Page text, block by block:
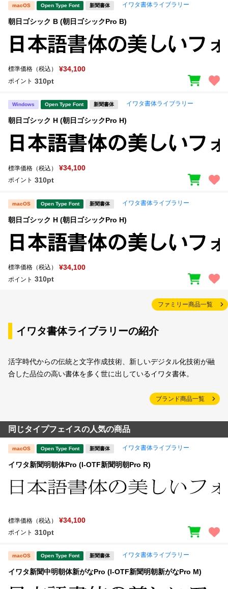
macOS Open Type Font 新聞書体 イワタ書体ライブラリー
朝日ゴシック B (朝日ゴシックPro B)
標準価格（税込） ¥34,100
ポイント 310pt
Windows Open Type Font 新聞書体 イワタ書体ライブラリー
朝日ゴシック H (朝日ゴシックPro H)
標準価格（税込） ¥34,100
ポイント 310pt
macOS Open Type Font 新聞書体 イワタ書体ライブラリー
朝日ゴシック H (朝日ゴシックPro H)
標準価格（税込） ¥34,100
ポイント 310pt
ファミリー商品一覧
イワタ書体ライブラリーの紹介
活字時代からの伝統と文字作成技術、新しいデジタル化技術が融
合した品位の高い書体を多く世に出しているイワタ書体。
ブランド商品一覧
同じタイプフェイスの人気の商品
macOS Open Type Font 新聞書体 イワタ書体ライブラリー
イワタ新聞明朝体Pro (I-OTF新聞明朝Pro R)
標準価格（税込） ¥34,100
ポイント 310pt
macOS Open Type Font 新聞書体 イワタ書体ライブラリー
イワタ新聞中明朝体新がなPro (I-OTF新聞明朝新がなPro M)